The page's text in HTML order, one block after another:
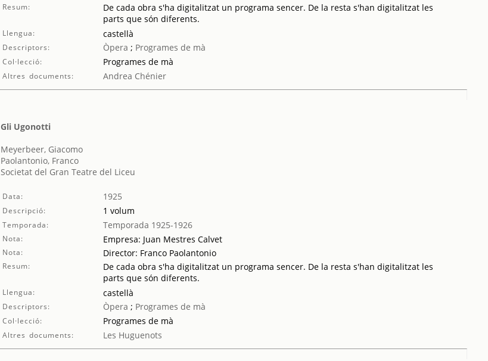
Resum:
De cada obra s'ha digitalitzat un programa sencer. De la resta s'han digitalitzat les
parts que són diferents.
Llengua: castellà
Descriptors: Òpera ; Programes de mà
Col·lecció: Programes de mà
Altres documents: Andrea Chénier
Gli Ugonotti
Meyerbeer, Giacomo
Paolantonio, Franco
Societat del Gran Teatre del Liceu
Data: 1925
Descripció: 1 volum
Temporada: Temporada 1925-1926
Nota: Empresa: Juan Mestres Calvet
Nota: Director: Franco Paolantonio
Resum:
De cada obra s'ha digitalitzat un programa sencer. De la resta s'han digitalitzat les
parts que són diferents.
Llengua: castellà
Descriptors: Òpera ; Programes de mà
Col·lecció: Programes de mà
Altres documents: Les Huguenots